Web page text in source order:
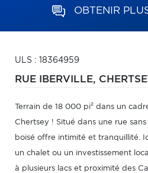
OBTENIR
ULS : 18364959
RUE IBERVILLE,
Terrain de 18 000 pi² dans un
Chertsey ! Situé dans une rue
boisé offre intimité et tranquillité.
un chalet ou un investissement
à plusieurs lacs et proximité des